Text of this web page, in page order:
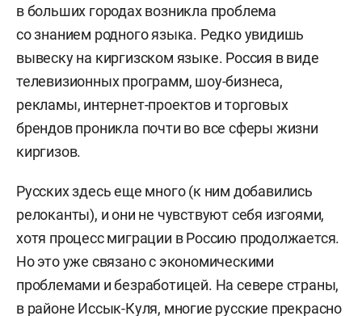
в больших городах возникла проблема
со знанием родного языка. Редко увидишь
вывеску на киргизском языке. Россия в виде
телевизионных программ, шоу-бизнеса,
рекламы, интернет-проектов и торговых
брендов проникла почти во все сферы жизни
киргизов.
Русских здесь еще много (к ним добавились
релоканты), и они не чувствуют себя изгоями,
хотя процесс миграции в Россию продолжается.
Но это уже связано с экономическими
проблемами и безработицей. На севере страны,
в районе Иссык-Куля, многие русские прекрасно